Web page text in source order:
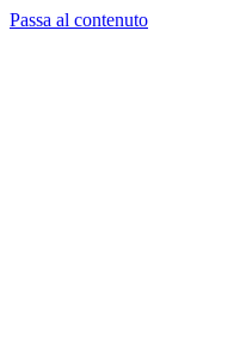
Passa al contenuto